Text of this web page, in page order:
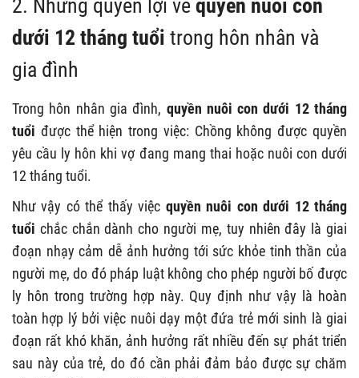
2. Những quyền lợi về quyền nuôi con
dưới 12 tháng tuổi trong hôn nhân và
gia đình
Trong hôn nhân gia đình, quyền nuôi con dưới 12 tháng
tuổi được thể hiện trong việc: Chồng không được quyền
yêu cầu ly hôn khi vợ đang mang thai hoặc nuôi con dưới
12 tháng tuổi.
Như vậy có thể thấy việc quyền nuôi con dưới 12 tháng
tuổi chắc chắn dành cho người mẹ, tuy nhiên đây là giai
đoạn nhạy cảm dễ ảnh hưởng tới sức khỏe tinh thần của
người mẹ, do đó pháp luật không cho phép người bố được
ly hôn trong trường hợp này. Quy định như vậy là hoàn
toàn hợp lý bởi việc nuôi dạy một đứa trẻ mới sinh là giai
đoạn rất khó khăn, ảnh hưởng rất nhiều đến sự phát triển
sau này của trẻ, do đó cần phải đảm bảo được sự chăm